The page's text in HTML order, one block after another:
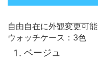
自由自在に外観変更可能
ウォッチケース：3色
ベージュ